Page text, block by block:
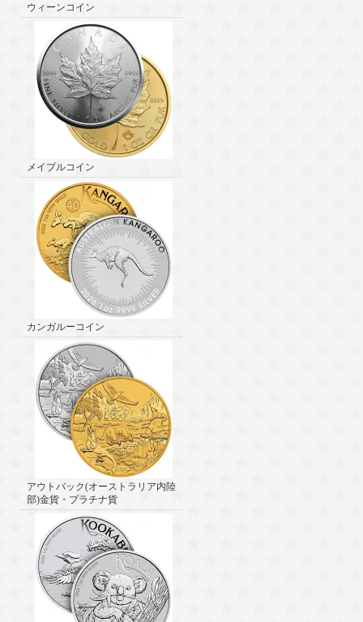
ウィーンコイン
メイプルコイン
カンガルーコイン
アウトバック(オーストラリア内陸
部)金貨・プラチナ貨